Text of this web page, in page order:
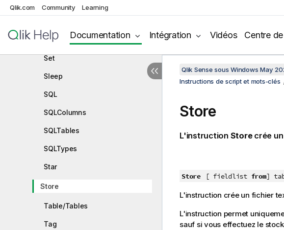
Qlik.com Community Learning
Documentation Intégration Vidéos Centre
Search
Select
Set
Sleep
SQL
SQLColumns
SQLTables
SQLTypes
Star
Store
Table/Tables
Tag
Qlik Sense sous Windows May
Instructions de script et mots-clés
Store
L'instruction Storecrée
Store [ fieldlist from]
L'instruction crée un fichier
L'instruction permet
sauf si vous effectuez le